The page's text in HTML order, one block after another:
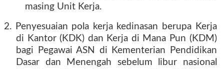
masing Unit Kerja.
2. Penyesuaian pola kerja kedinasan berupa Kerja
di Kantor (KDK) dan Kerja di Mana Pun (KDM)
bagi Pegawai ASN di Kementerian Pendidikan
Dasar dan Menengah sebelum libur nasional